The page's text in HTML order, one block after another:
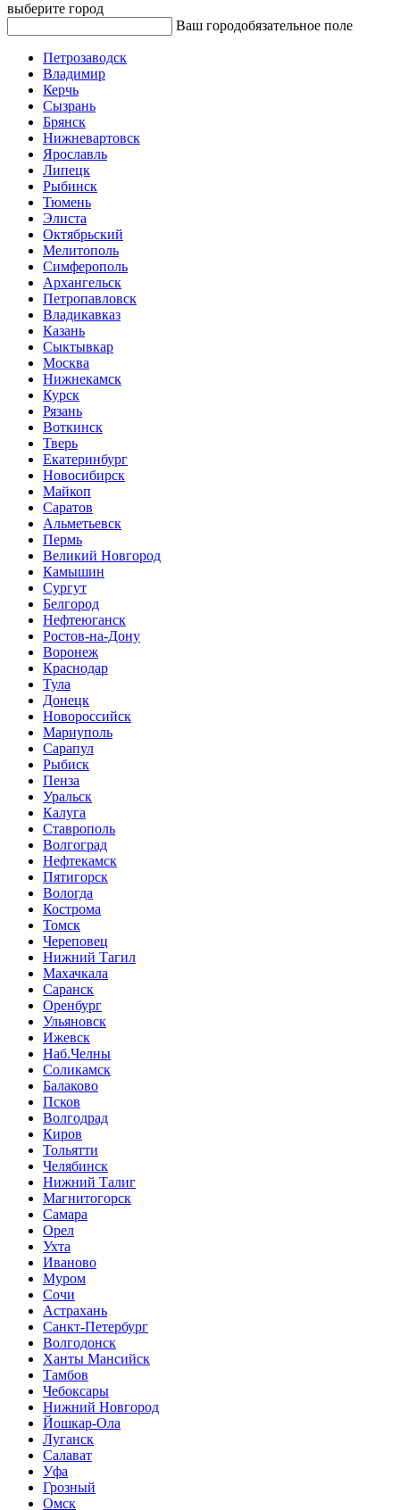
выберите город
Ваш городобязательное поле
Петрозаводск
Владимир
Керчь
Сызрань
Брянск
Нижневартовск
Ярославль
Липецк
Рыбинск
Тюмень
Элиста
Октябрьский
Мелитополь
Симферополь
Архангельск
Петропавловск
Владикавказ
Казань
Сыктывкар
Москва
Нижнекамск
Курск
Рязань
Воткинск
Тверь
Екатеринбург
Новосибирск
Майкоп
Саратов
Альметьевск
Пермь
Великий Новгород
Камышин
Сургут
Белгород
Нефтеюганск
Ростов-на-Дону
Воронеж
Краснодар
Тула
Донецк
Новороссийск
Мариуполь
Сарапул
Рыбиск
Пенза
Уральск
Калуга
Ставрополь
Волгоград
Нефтекамск
Пятигорск
Вологда
Кострома
Томск
Череповец
Нижний Тагил
Махачкала
Саранск
Оренбург
Ульяновск
Ижевск
Наб.Челны
Соликамск
Балаково
Псков
Волгодрад
Киров
Тольятти
Челябинск
Нижний Талиг
Магнитогорск
Самара
Орел
Ухта
Иваново
Муром
Сочи
Астрахань
Санкт-Петербург
Волгодонск
Ханты Мансийск
Тамбов
Чебоксары
Нижний Новгород
Йошкар-Ола
Луганск
Салават
Уфа
Грозный
Омск